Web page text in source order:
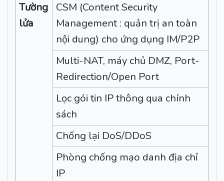
Tường
lửa
CSM (Content Security
Management : quản trị an toàn
nội dung) cho ứng dụng IM/P2P
Multi-NAT, máy chủ DMZ, Port-
Redirection/Open Port
Lọc gói tin IP thông qua chính
sách
Chống lại DoS/DDoS
Phòng chống mạo danh địa chỉ
IP